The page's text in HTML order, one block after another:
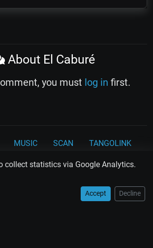
collect statistics via Google Analytics.
Accept Decline
About El Caburé
you must log in first.
MUSIC SCAN TANGOLINK
ARTICLES PSY CARDS
Osvaldo Pugliese